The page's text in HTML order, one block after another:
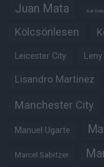
Juan Mata Karl
Kölcsönlesen
Leicester City
Lisandro Martinez
Manchester City
Manuel Ugarte
Marcel Sabitzer